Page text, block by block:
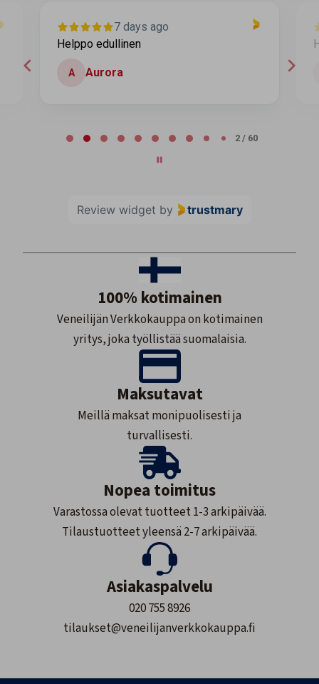
7 days ago
Helppo edullinen
A Aurora
2 / 60
Review widget by trustmary
100% kotimainen
Veneilijän Verkkokauppa on kotimainen
yritys, joka työllistää suomalaisia.
Maksutavat
Meillä maksat monipuolisesti ja
turvallisesti.
Nopea toimitus
Varastossa olevat tuotteet 1-3 arkipäivää.
Tilaustuotteet yleensä 2-7 arkipäivää.
Asiakaspalvelu
020 755 8926
tilaukset@veneilijanverkkokauppa.fi